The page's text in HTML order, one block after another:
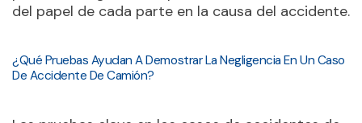
del papel de cada parte en la causa del accidente.
¿Qué Pruebas Ayudan A Demostrar La Negligencia En Un Caso
De Accidente De Camión?